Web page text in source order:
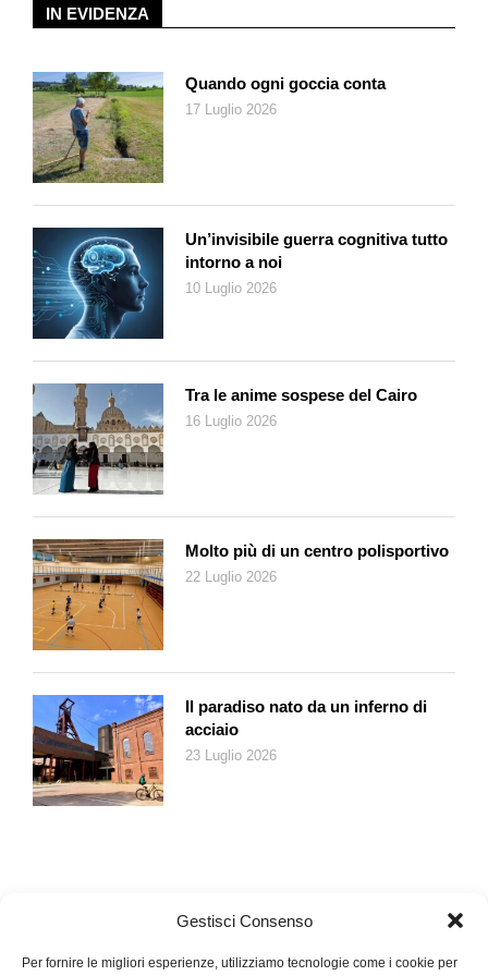
Gestisci Consenso
Per fornire le migliori esperienze, utilizziamo tecnologie come i cookie per
formato di vendita, attivo anche in Via Franco Zorzi a
IN EVIDENZA
Quando ogni goccia conta
17 Luglio 2026
Un’invisibile guerra cognitiva tutto
intorno a noi
10 Luglio 2026
Tra le anime sospese del Cairo
16 Luglio 2026
Molto più di un centro polisportivo
22 Luglio 2026
Il paradiso nato da un inferno di
acciaio
23 Luglio 2026